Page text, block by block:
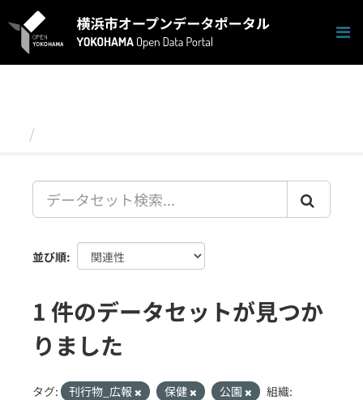
キ
並び順
1 件のデータセットが見つか
りました
タグ: 刊行物_広報 保健 公園
組織: